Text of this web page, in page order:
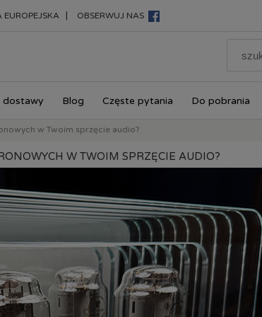
dostawy Blog Częste pytania Do pobrania
w Twoim sprzęcie audio?
EUROPEJSKA OBSERWUJ NAS
W TWOIM SPRZĘCIE AUDIO?